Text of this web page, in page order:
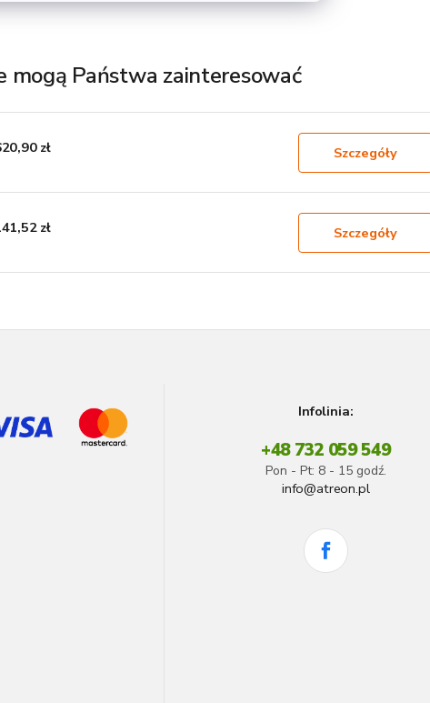
Państwa zainteresować
zł Szczegóły
zł Szczegóły
Infolinia:
+48 732 059 549
Pon - Pt: 8 - 15 godź.
info@atreon.pl